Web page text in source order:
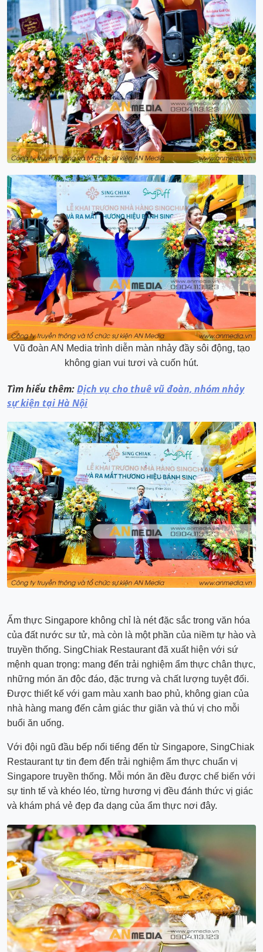
Vũ đoàn AN Media trình diễn màn nhảy đầy sôi động, tạo
không gian vui tươi và cuốn hút.
Tìm hiểu thêm:Dịch vụ cho thuê vũ đoàn, nhóm nhảy
sự kiện tại Hà Nội
Ẩm thực Singapore không chỉ là nét đặc sắc trong văn hóa
của đất nước sư tử, mà còn là một phần của niềm tự hào và
truyền thống. SingChiak Restaurant đã xuất hiện với sứ
mệnh quan trọng: mang đến trải nghiệm ẩm thực chân thực,
những món ăn độc đáo, đặc trưng và chất lượng tuyệt đối.
Được thiết kế với gam màu xanh bao phủ, không gian của
nhà hàng mang đến cảm giác thư giãn và thú vị cho mỗi
buổi ăn uống.
Với đội ngũ đầu bếp nổi tiếng đến từ Singapore, SingChiak
Restaurant tự tin đem đến trải nghiệm ẩm thực chuẩn vị
Singapore truyền thống. Mỗi món ăn đều được chế biến với
sự tinh tế và khéo léo, từng hương vị đều đánh thức vị giác
và khám phá vẻ đẹp đa dạng của ẩm thực nơi đây.